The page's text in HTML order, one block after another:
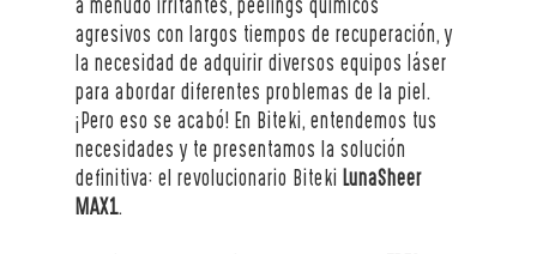
a menudo irritantes, peelings químicos
agresivos con largos tiempos de recuperación, y
la necesidad de adquirir diversos equipos láser
para abordar diferentes problemas de la piel.
¡Pero eso se acabó! En Biteki, entendemos tus
necesidades y te presentamos la solución
definitiva: el revolucionario Biteki
LunaSheer
MAX1.